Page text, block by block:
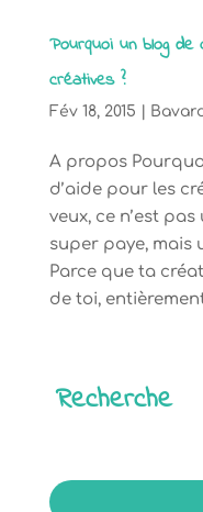
Pourquoi un blog de
créatives ?
Fév 18, 2015
A propos
d’aide pour les
veux, ce n’est
super paye, mais
Parce que ta
de toi,
Recherche